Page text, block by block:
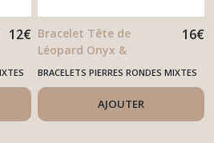
12€ Bracelet Tête de
Léopard Onyx &
Hématite
16€
BRACELETS PIERRES RONDES MIXTES
AJOUTER